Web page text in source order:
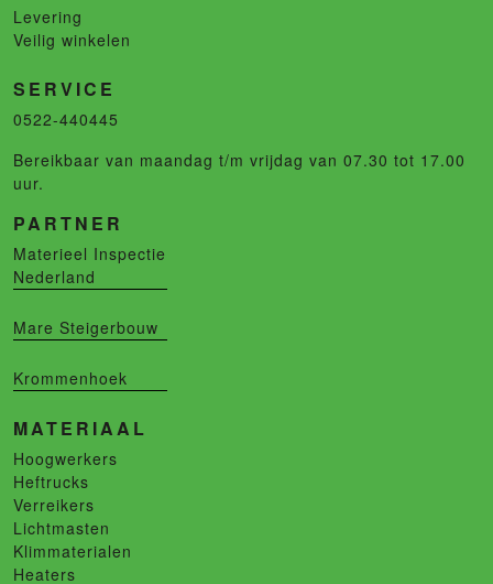
MATERIAAL
Hoogwerkers
Heftrucks
Verreikers
Lichtmasten
Klimmaterialen
Heaters
Levering
Veilig winkelen
SERVICE
0522-440445
Bereikbaar van maandag t/m vrijdag van 07.30 tot 17.00
uur.
PARTNER
Materieel Inspectie
Nederland
Mare Steigerbouw
Krommenhoek